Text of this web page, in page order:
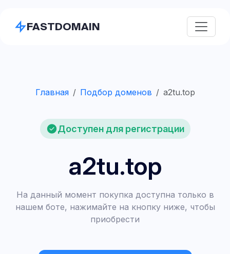
FASTDOMAIN
Главная Подбор доменов a2tu.top
Доступен для регистрации
a2tu.top
На данный момент покупка доступна только в
нашем боте, нажимайте на кнопку ниже, чтобы
приобрести